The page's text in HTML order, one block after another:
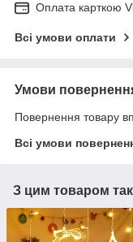
Оплата карткою
Всі умови оплати
Умови
Повернення товару
Всі умови
З цим товаром